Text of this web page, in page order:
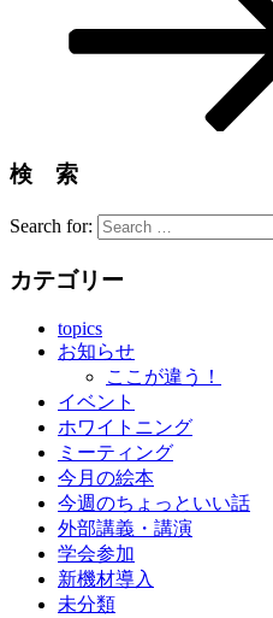
検 索
Search for:
カテゴリー
topics
お知らせ
ここが違う！
イベント
ホワイトニング
ミーティング
今月の絵本
今週のちょっといい話
外部講義・講演
学会参加
新機材導入
未分類